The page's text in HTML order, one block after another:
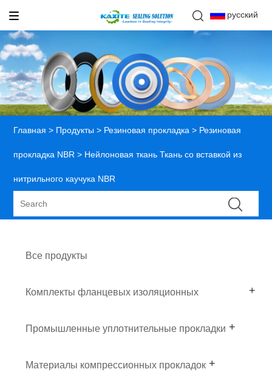
русский
Главная > Продукты > Резиновая прокладка > Резиновая
прокладка NBR > Нейлоновая ткань Ткань со вставкой из
нитрильного каучука NBR
Все продукты
Комплекты фланцевых изоляционных
прокладок
Промышленные уплотнительные прокладки
Материалы компрессионных прокладок